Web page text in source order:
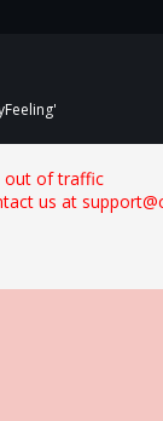
out of traffic
us at